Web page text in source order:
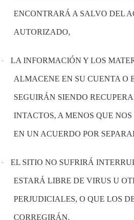
ENCONTRARÁ A SALVO DEL
AUTORIZADO,
· LA INFORMACIÓN Y LOS
ALMACENE EN SU CUENTA O
SEGUIRÁN SIENDO
INTACTOS, A MENOS QUE
EN UN ACUERDO POR
· EL SITIO NO SUFRIRÁ
ESTARÁ LIBRE DE VIRUS U
PERJUDICIALES, O QUE LOS
CORREGIRÁN.